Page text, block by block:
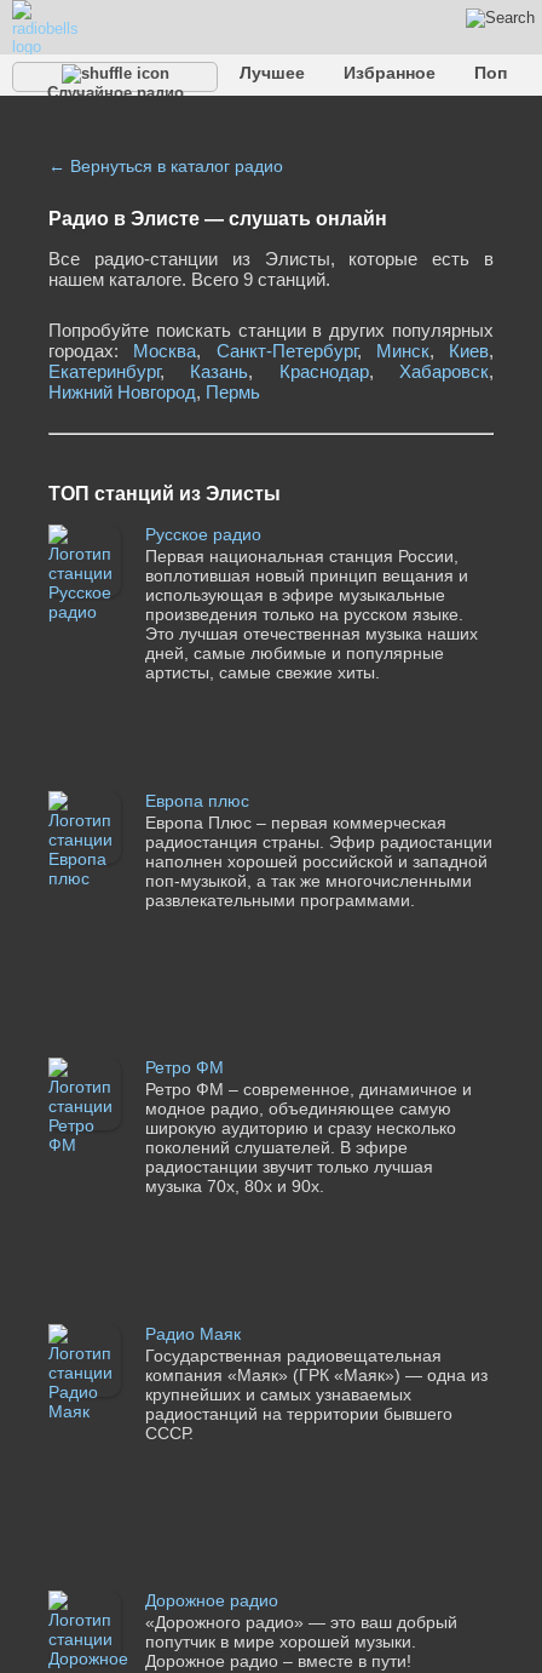
Случайное радио
Лучшее Избранное
Поп
Детское Классическое
← Вернуться в каталог радио
Радио в Элисте — cлушать онлайн
Все радио-станции из Элисты, которые есть в
нашем каталоге. Всего 9 станций.
Попробуйте поискать станции в других популярных
городах: Москва, Санкт-Петербург, Минск, Киев,
Екатеринбург, Казань, Краснодар, Хабаровск,
Нижний Новгород, Пермь
ТОП станций из Элисты
Русское радио
Первая национальная станция России,
воплотившая новый принцип вещания и
использующая в эфире музыкальные
произведения только на русском языке.
Это лучшая отечественная музыка наших
дней, самые любимые и популярные
артисты, самые свежие хиты.
Европа плюс
Европа Плюс – первая коммерческая
радиостанция страны. Эфир радиостанции
наполнен хорошей российской и западной
поп-музыкой, а так же многочисленными
развлекательными программами.
Ретро ФМ
Ретро ФМ – современное, динамичное и
модное радио, объединяющее самую
широкую аудиторию и сразу несколько
поколений слушателей. В эфире
радиостанции звучит только лучшая
музыка 70х, 80х и 90х.
Радио Маяк
Государственная радиовещательная
компания «Маяк» (ГРК «Маяк») — одна из
крупнейших и самых узнаваемых
радиостанций на территории бывшего
СССР.
Дорожное радио
«Дорожного радио» — это ваш добрый
попутчик в мире хорошей музыки.
Дорожное радио – вместе в пути!